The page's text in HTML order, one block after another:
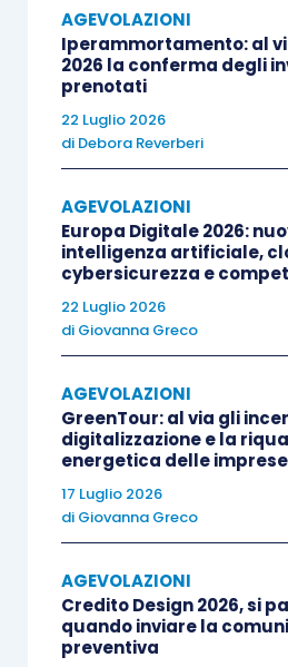
web disponibile
internet dell’Agenzia
a seguito della
viene rilasciata,
ricevutache ne
relative motivazioni;
nell’istanza i soggetti
l’importodella
sostenuta nel corso
attività fisica adattata;
oltre a poter
possibile inviarne
sostituisce
trasmessa in
validamente
quelle
se il beneficiario,
vuole rinunciare al
AGEVOLAZIONI
Iperammortamento: al
2026 la conferma degli
prenotati
22 Luglio 2026
di Debora Reverberi
AGEVOLAZIONI
Europa Digitale 2026:
intelligenza artificiale,
cybersicurezza e
22 Luglio 2026
di Giovanna Greco
AGEVOLAZIONI
GreenTour: al via gli
digitalizzazione e la
energetica delle
17 Luglio 2026
di Giovanna Greco
AGEVOLAZIONI
Credito Design 2026, si
quando inviare la
preventiva